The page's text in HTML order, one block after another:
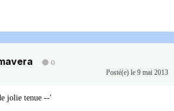
0
Posté(e) le 9 mai 2013
jolie tenue --'